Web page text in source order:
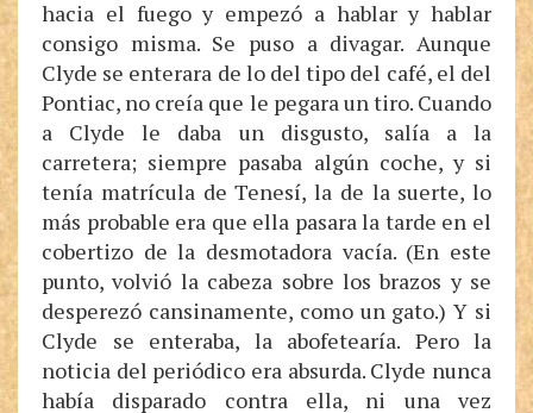
hacia el fuego y empezó a hablar y hablar
consigo misma. Se puso a divagar. Aunque
Clyde se enterara de lo del tipo del café, el del
Pontiac, no creía que le pegara un tiro. Cuando
a Clyde le daba un disgusto, salía a la
carretera; siempre pasaba algún coche, y si
tenía matrícula de Tenesí, la de la suerte, lo
más probable era que ella pasara la tarde en el
cobertizo de la desmotadora vacía. (En este
punto, volvió la cabeza sobre los brazos y se
desperezó cansinamente, como un gato.) Y si
Clyde se enteraba, la abofetearía. Pero la
noticia del periódico era absurda. Clyde nunca
había disparado contra ella, ni una vez